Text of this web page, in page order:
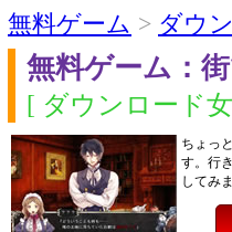
無料ゲーム > ダウ
無料ゲーム：
[ ダウンロード
ちょっ
す。行
してみ